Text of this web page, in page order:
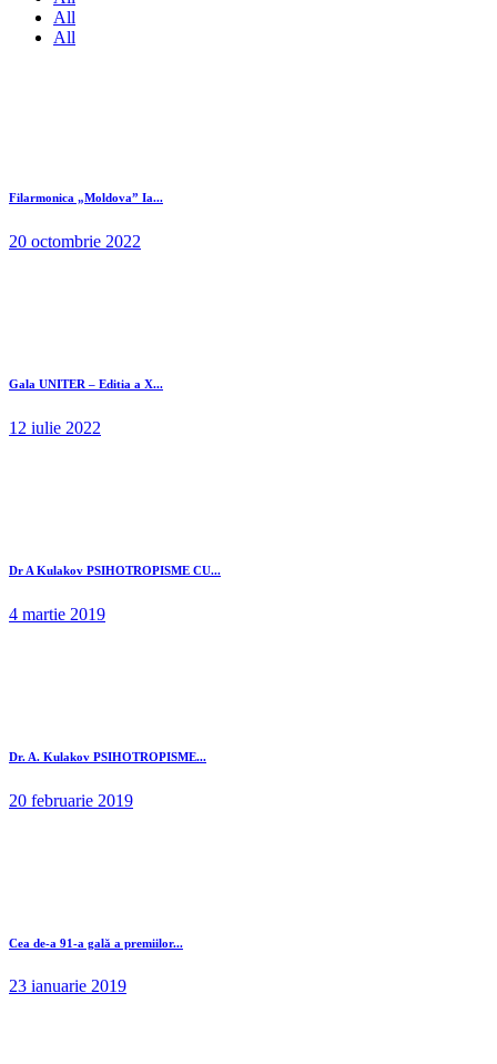
All
All
Filarmonica „Moldova” Ia...
20 octombrie 2022
Gala UNITER – Editia a X...
12 iulie 2022
Dr A Kulakov PSIHOTROPISME CU...
4 martie 2019
Dr. A. Kulakov PSIHOTROPISME...
20 februarie 2019
Cea de-a 91-a gală a premiilor...
23 ianuarie 2019